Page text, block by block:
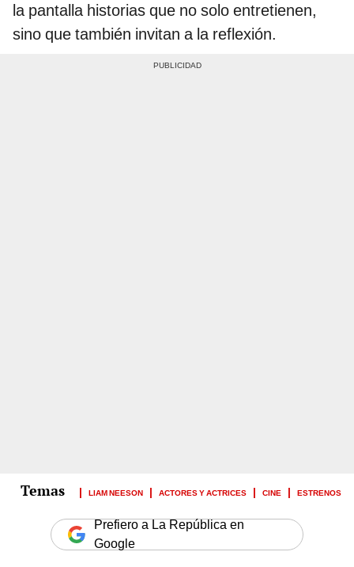
la pantalla historias que no solo entretienen,
sino que también invitan a la reflexión.
LIAM NEESON ACTORES Y ACTRICES CINE ESTRENOS
Prefiero a La República en
Google